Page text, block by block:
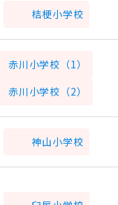
桔梗小学校
赤川小学校（1）
赤川小学校（2）
神山小学校